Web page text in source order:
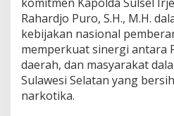
o
i
k
a
d
Rahardjo Puro, S.H., M.H.
kebijakan nasional
memperkuat sinergi antara
daerah, dan masyarakat
Sulawesi Selatan yang
narkotika.